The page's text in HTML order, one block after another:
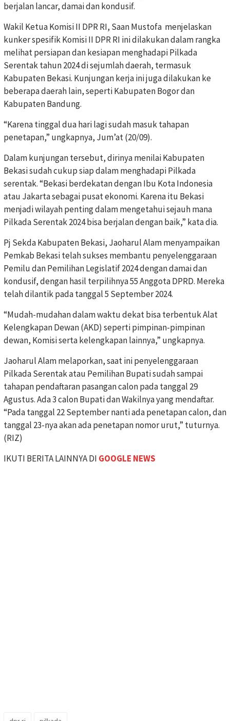
berjalan lancar, damai dan kondusif.
Wakil Ketua Komisi II DPR RI, Saan Mustofa menjelaskan
kunker spesifik Komisi II DPR RI ini dilakukan dalam rangka
melihat persiapan dan kesiapan menghadapi Pilkada
Serentak tahun 2024 di sejumlah daerah, termasuk
Kabupaten Bekasi. Kunjungan kerja ini juga dilakukan ke
beberapa daerah lain, seperti Kabupaten Bogor dan
Kabupaten Bandung.
“Karena tinggal dua hari lagi sudah masuk tahapan
penetapan,” ungkapnya, Jum’at (20/09).
Dalam kunjungan tersebut, dirinya menilai Kabupaten
Bekasi sudah cukup siap dalam menghadapi Pilkada
serentak. “Bekasi berdekatan dengan Ibu Kota Indonesia
atau Jakarta sebagai pusat ekonomi. Karena itu Bekasi
menjadi wilayah penting dalam mengetahui sejauh mana
Pilkada Serentak 2024 bisa berjalan dengan baik,” kata dia.
Pj Sekda Kabupaten Bekasi, Jaoharul Alam menyampaikan
Pemkab Bekasi telah sukses membantu penyelenggaraan
Pemilu dan Pemilihan Legislatif 2024 dengan damai dan
kondusif, dengan hasil terpilihnya 55 Anggota DPRD. Mereka
telah dilantik pada tanggal 5 September 2024.
“Mudah-mudahan dalam waktu dekat bisa terbentuk Alat
Kelengkapan Dewan (AKD) seperti pimpinan-pimpinan
dewan, Komisi serta kelengkapan lainnya,” ungkapnya.
Jaoharul Alam melaporkan, saat ini penyelenggaraan
Pilkada Serentak atau Pemilihan Bupati sudah sampai
tahapan pendaftaran pasangan calon pada tanggal 29
Agustus. Ada 3 calon Bupati dan Wakilnya yang mendaftar.
“Pada tanggal 22 September nanti ada penetapan calon, dan
tanggal 23-nya akan ada penetapan nomor urut,” tuturnya.
(RIZ)
IKUTI BERITA LAINNYA DI GOOGLE NEWS